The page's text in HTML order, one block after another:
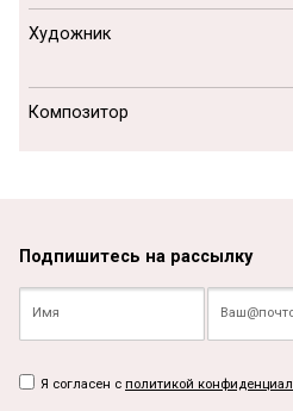
Художник
Композитор
Подпишитесь на рассылку
Я согласен с политикой